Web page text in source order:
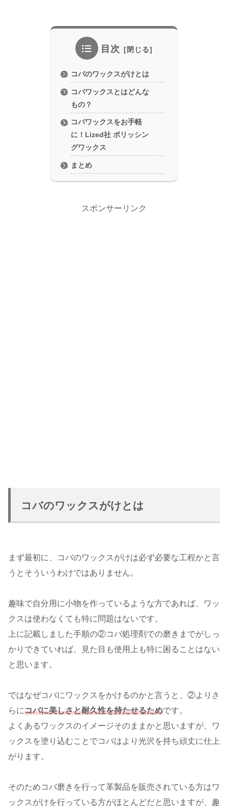
目次
コバのワックスがけとは
コバワックスとはどんな
もの？
コバワックスをお手軽
に！Lized社 ポリッシン
グワックス
まとめ
スポンサーリンク
コバのワックスがけとは
まず最初に、コバのワックスがけは必ず必要な工程かと言
うとそういうわけではありません。
趣味で自分用に小物を作っているような方であれば、ワッ
クスは使わなくても特に問題はないです。
上に記載しました手順の②コバ処理剤での磨きまでがしっ
かりできていれば、見た目も使用上も特に困ることはない
と思います。
ではなぜコバにワックスをかけるのかと言うと、②よりさ
らにコバに美しさと耐久性を持たせるためです。
よくあるワックスのイメージそのままかと思いますが、ワ
ックスを塗り込むことでコバはより光沢を持ち頑丈に仕上
がります。
そのためコバ磨きを行って革製品を販売されている方はワ
ックスがけを行っている方がほとんどだと思いますが、趣